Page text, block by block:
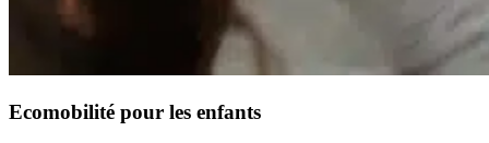
Ecomobilité pour les enfants